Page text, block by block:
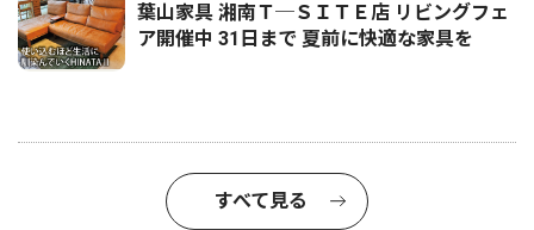
葉山家具 湘南Ｔ─ＳＩＴＥ店 リビングフェ
ア開催中 31日まで 夏前に快適な家具を
すべて見る